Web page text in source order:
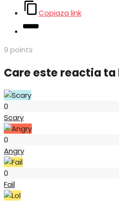
Copiaza link
9 points
Care este reactia
0
Scary
0
Angry
0
Fail